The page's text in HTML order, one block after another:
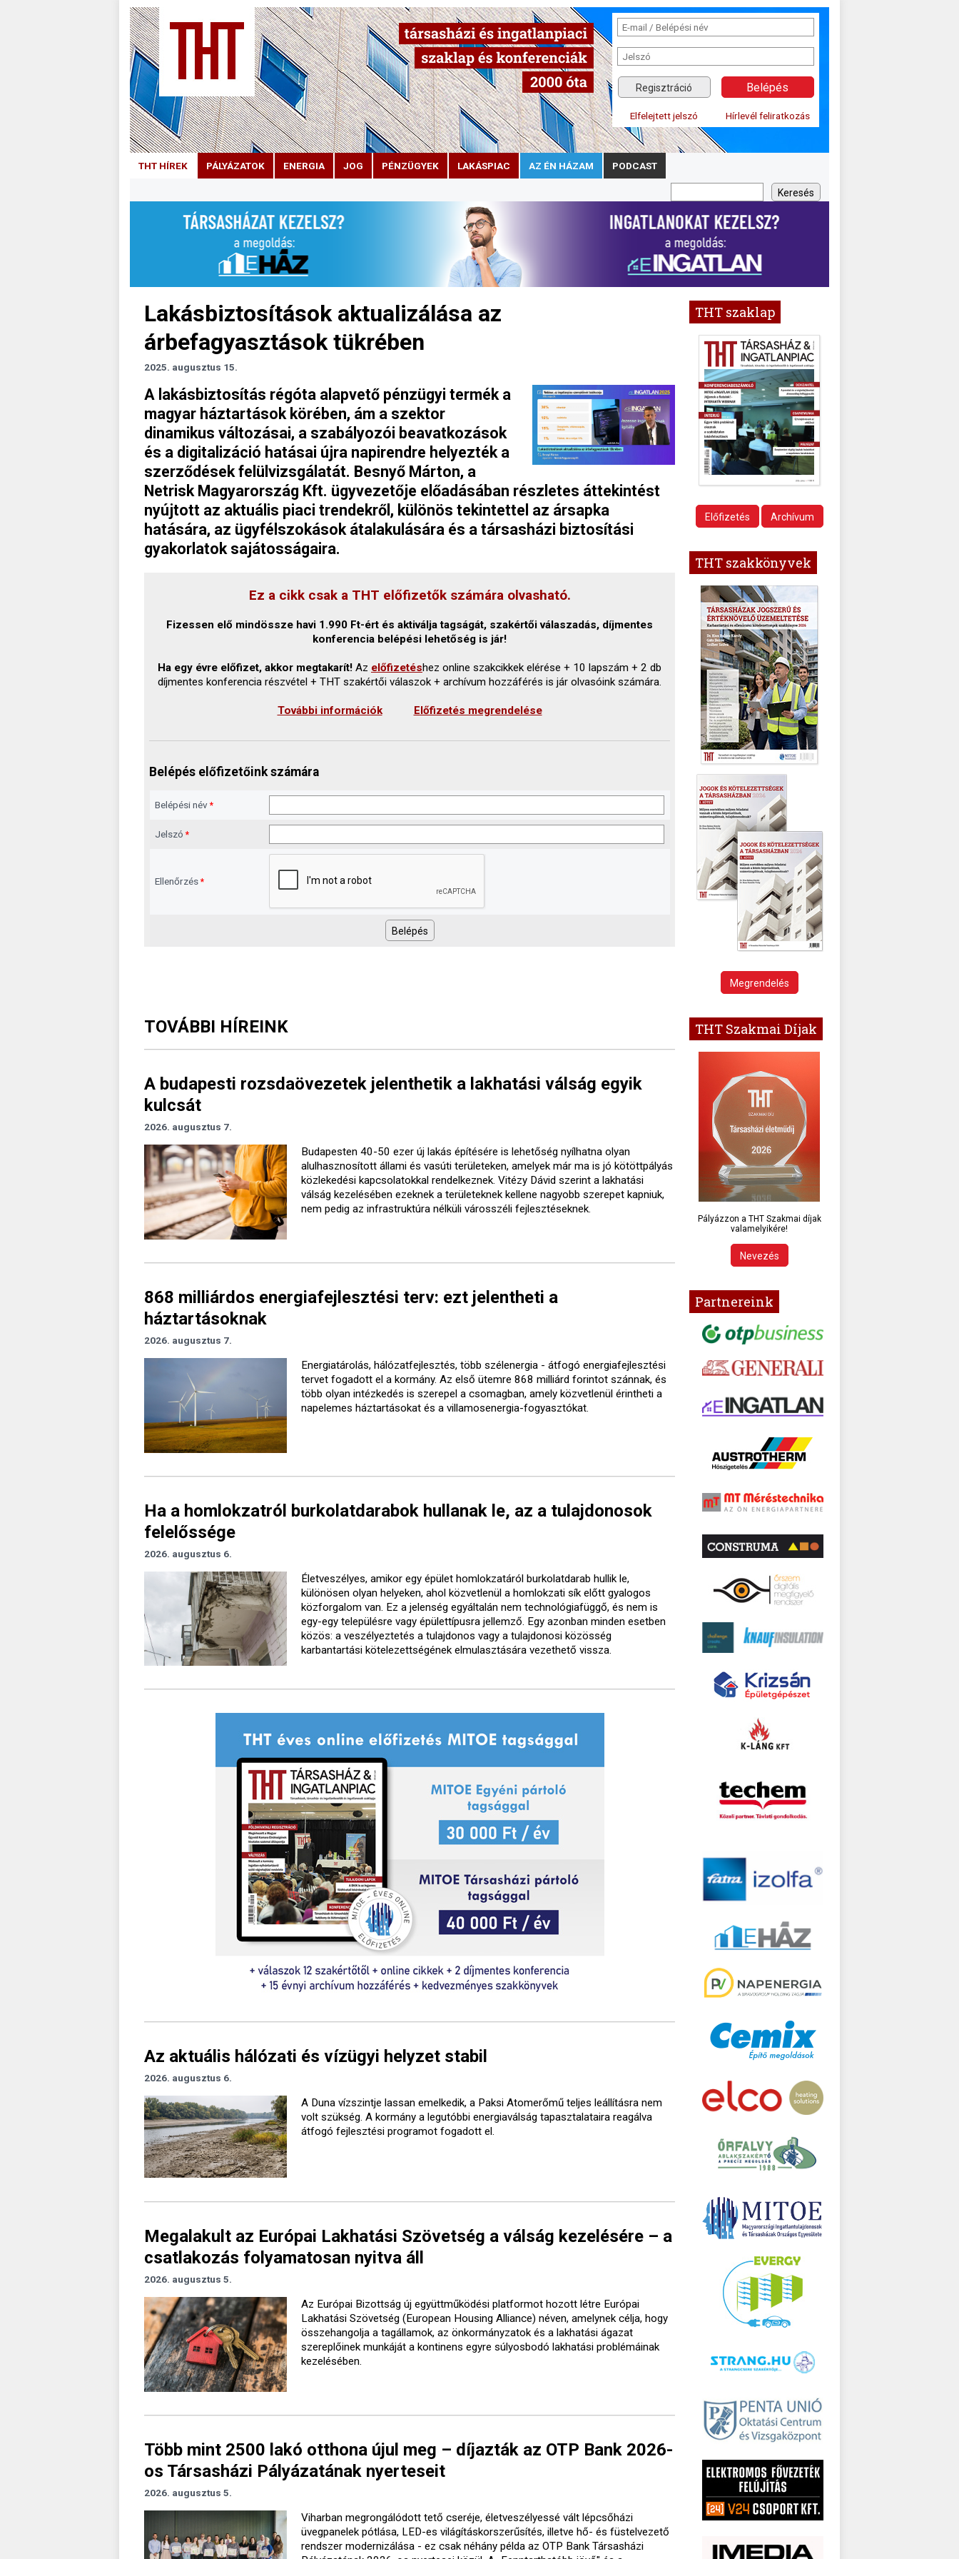
Regisztráció
Elfelejtett jelszó Hírlevél feliratkozás
THT HÍREK PÁLYÁZATOK ENERGIA JOG PÉNZÜGYEK LAKÁSPIAC AZ ÉN HÁZAM PODCAST
Lakásbiztosítások aktualizálása az
árbefagyasztások tükrében
2025. augusztus 15.
A lakásbiztosítás régóta alapvető pénzügyi termék a
magyar háztartások körében, ám a szektor
dinamikus változásai, a szabályozói beavatkozások
és a digitalizáció hatásai újra napirendre helyezték a
szerződések felülvizsgálatát. Besnyő Márton, a
Netrisk Magyarország Kft. ügyvezetője előadásában részletes áttekintést
nyújtott az aktuális piaci trendekről, különös tekintettel az ársapka
hatására, az ügyfélszokások átalakulására és a társasházi biztosítási
gyakorlatok sajátosságaira.
Ez a cikk csak a THT előfizetők számára olvasható.
Fizessen elő mindössze havi 1.990 Ft-ért és aktiválja tagságát, szakértői válaszadás, díjmentes
konferencia belépési lehetőség is jár!
Ha egy évre előfizet, akkor megtakarít! Az előfizetéshez online szakcikkek elérése + 10 lapszám + 2 db
díjmentes konferencia részvétel + THT szakértői válaszok + archívum hozzáférés is jár olvasóink számára.
További információk Előfizetés megrendelése
Belépés előfizetőink számára
Belépési név *
Jelszó *
Ellenőrzés *
TOVÁBBI HÍREINK
A budapesti rozsdaövezetek jelenthetik a lakhatási válság egyik
kulcsát
2026. augusztus 7.
Budapesten 40-50 ezer új lakás építésére is lehetőség nyílhatna olyan
alulhasznosított állami és vasúti területeken, amelyek már ma is jó kötöttpályás
közlekedési kapcsolatokkal rendelkeznek. Vitézy Dávid szerint a lakhatási
válság kezelésében ezeknek a területeknek kellene nagyobb szerepet kapniuk,
nem pedig az infrastruktúra nélküli városszéli fejlesztéseknek.
868 milliárdos energiafejlesztési terv: ezt jelentheti a
háztartásoknak
2026. augusztus 7.
Energiatárolás, hálózatfejlesztés, több szélenergia - átfogó energiafejlesztési
tervet fogadott el a kormány. Az első ütemre 868 milliárd forintot szánnak, és
több olyan intézkedés is szerepel a csomagban, amely közvetlenül érintheti a
napelemes háztartásokat és a villamosenergia-fogyasztókat.
Ha a homlokzatról burkolatdarabok hullanak le, az a tulajdonosok
felelőssége
2026. augusztus 6.
Életveszélyes, amikor egy épület homlokzatáról burkolatdarab hullik le,
különösen olyan helyeken, ahol közvetlenül a homlokzati sík előtt gyalogos
közforgalom van. Ez a jelenség egyáltalán nem technológiafüggő, és nem is
egy-egy településre vagy épülettípusra jellemző. Egy azonban minden esetben
közös: a veszélyeztetés a tulajdonos vagy a tulajdonosi közösség
karbantartási kötelezettségének elmulasztására vezethető vissza.
Az aktuális hálózati és vízügyi helyzet stabil
2026. augusztus 6.
A Duna vízszintje lassan emelkedik, a Paksi Atomerőmű teljes leállításra nem
volt szükség. A kormány a legutóbbi energiaválság tapasztalataira reagálva
átfogó fejlesztési programot fogadott el.
Megalakult az Európai Lakhatási Szövetség a válság kezelésére – a
csatlakozás folyamatosan nyitva áll
2026. augusztus 5.
Az Európai Bizottság új együttműködési platformot hozott létre Európai
Lakhatási Szövetség (European Housing Alliance) néven, amelynek célja, hogy
összehangolja a tagállamok, az önkormányzatok és a lakhatási ágazat
szereplőinek munkáját a kontinens egyre súlyosbodó lakhatási problémáinak
kezelésében.
Több mint 2500 lakó otthona újul meg – díjazták az OTP Bank 2026-
os Társasházi Pályázatának nyerteseit
2026. augusztus 5.
Viharban megrongálódott tető cseréje, életveszélyessé vált lépcsőházi
üvegpanelek pótlása, LED-es világításkorszerűsítés, illetve hő- és füstelvezető
rendszer modernizálása - ez csak néhány példa az OTP Bank Társasházi
THT szaklap
Előfizetés Archívum
THT szakkönyvek
Megrendelés
THT Szakmai Díjak
Pályázzon a THT Szakmai díjak
valamelyikére!
Nevezés
Partnereink